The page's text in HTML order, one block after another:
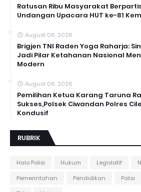
Ratusan Ribu Masyarakat
Undangan Upacara HUT ke-81
August 06, 2026
Brigjen TNI Raden Yoga Raharja:
Jadi Pilar Ketahanan Nasional
Modern
August 06, 2026
Pemilihan Ketua Karang Taruna
Sukses,Polsek Ciwandan Polres
Kondusif
RUBRIK
Halo Polisi Hukum Legislatif
Pemerintahan
Pendidikan Polisi